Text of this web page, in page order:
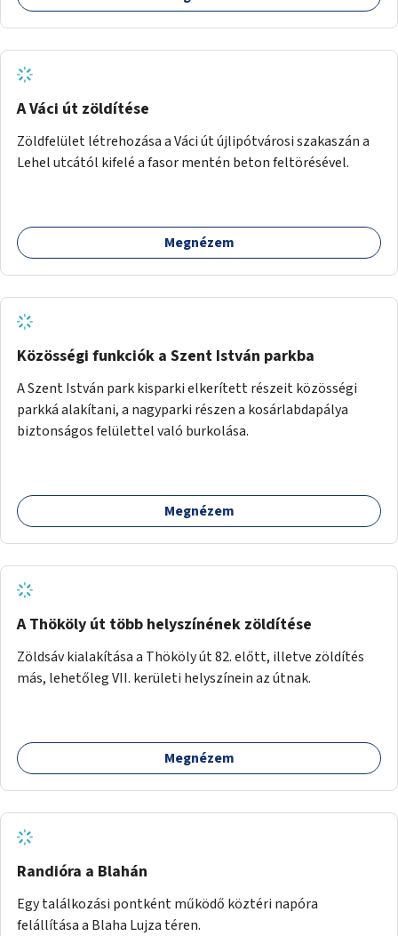
A Váci út zöldítése
Zöldfelület létrehozása a Váci út újlipótvárosi szakaszán a
Lehel utcától kifelé a fasor mentén beton feltörésével.
Megnézem
Közösségi funkciók a Szent István parkba
A Szent István park kisparki elkerített részeit közösségi
parkká alakítani, a nagyparki részen a kosárlabdapálya
biztonságos felülettel való burkolása.
Megnézem
A Thököly út több helyszínének zöldítése
Zöldsáv kialakítása a Thököly út 82. előtt, illetve zöldítés
más, lehetőleg VII. kerületi helyszínein az útnak.
Megnézem
Randióra a Blahán
Egy találkozási pontként működő köztéri napóra
felállítása a Blaha Lujza téren.